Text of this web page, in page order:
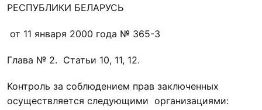
РЕСПУБЛИКИ БЕЛАРУСЬ
от 11 января 2000 года № 365-3
Глава № 2. Статьи 10, 11, 12.
Контроль за соблюдением прав заключенных
осуществляется следующими организациями: